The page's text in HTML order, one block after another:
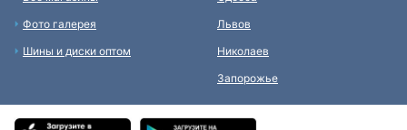
Фото галерея
Шины и диски оптом
Львов
Николаев
Запорожье